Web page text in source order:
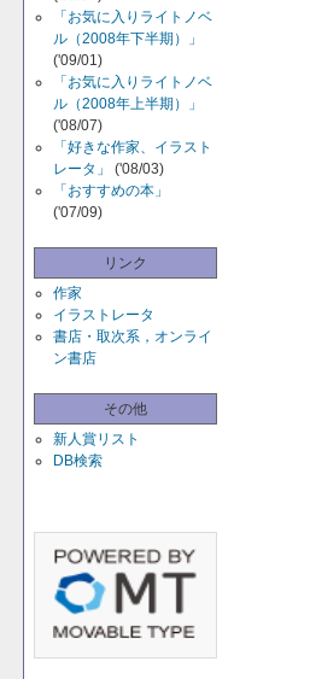
「お気に入りライトノベ
ル（2008年下半期）」
('09/01)
「お気に入りライトノベ
ル（2008年上半期）」
('08/07)
「好きな作家、イラスト
レータ」
('08/03)
「おすすめの本」
('07/09)
リンク
作家
イラストレータ
書店・取次系，オンライ
ン書店
その他
新人賞リスト
DB検索